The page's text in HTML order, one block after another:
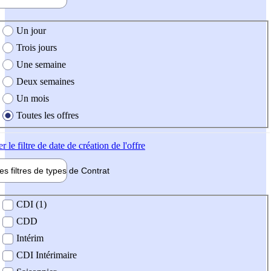
création de l'offre
Un jour
Trois jours
Une semaine
Deux semaines
Un mois
Toutes les offres
le filtre de date de création de l'offre
filtres de types de Contrat
contrat
CDI (1)
CDD
Intérim
CDI Intérimaire